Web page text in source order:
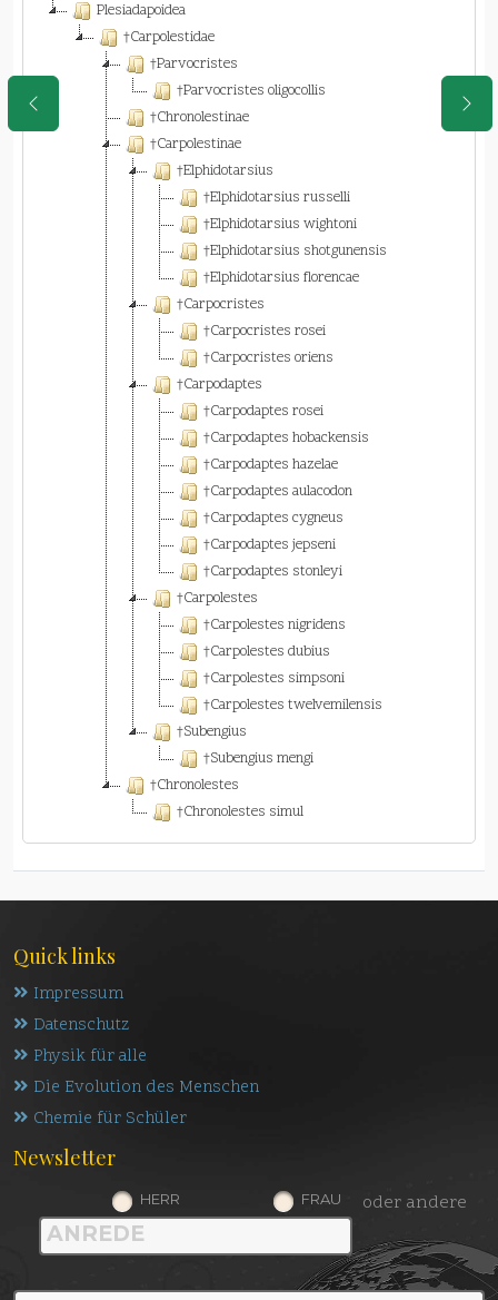
Plesiadapoidea
†Carpolestidae
†Parvocristes
†Parvocristes oligocollis
†Chronolestinae
†Carpolestinae
†Elphidotarsius
†Elphidotarsius russelli
†Elphidotarsius wightoni
†Elphidotarsius shotgunensis
†Elphidotarsius florencae
†Carpocristes
†Carpocristes rosei
†Carpocristes oriens
†Carpodaptes
†Carpodaptes rosei
†Carpodaptes hobackensis
†Carpodaptes hazelae
†Carpodaptes aulacodon
†Carpodaptes cygneus
†Carpodaptes jepseni
†Carpodaptes stonleyi
†Carpolestes
†Carpolestes nigridens
†Carpolestes dubius
†Carpolestes simpsoni
†Carpolestes twelvemilensis
†Subengius
†Subengius mengi
†Chronolestes
†Chronolestes simul
Quick links
Impressum
Datenschutz
Physik für alle
Die Evolution des Menschen
Chemie für Schüler
Newsletter
HERR FRAU oder andere